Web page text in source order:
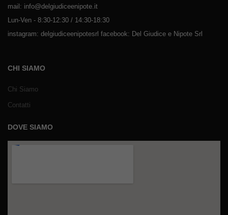
mail: info@delgiudiceenipote.it
Lun-Ven - 8:30-12:30 / 14:30-18:30
instagram: delgiudiceenipotesrl facebook: Del Giudice e Nipote Srl
CHI SIAMO
Chi Siamo
Contatti
DOVE SIAMO